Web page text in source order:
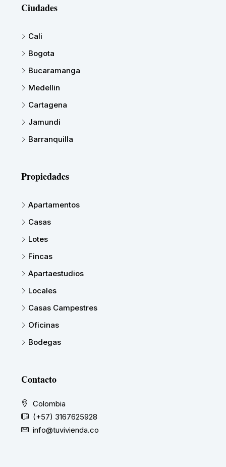
Ciudades
Cali
Bogota
Bucaramanga
Medellin
Cartagena
Jamundi
Barranquilla
Propiedades
Apartamentos
Casas
Lotes
Fincas
Apartaestudios
Locales
Casas Campestres
Oficinas
Bodegas
Contacto
Colombia
(+57) 3167625928
info@tuvivienda.co